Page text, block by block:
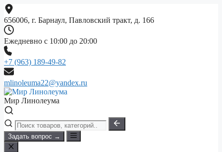
Перейти
к
содержимому
656006, г. Барнаул, Павловский тракт, д. 166
Ежедневно с 10:00 до 20:00
+7 (963) 189-49-82
mlinoleuma22@yandex.ru
Мир Линолеума
Задать вопрос →